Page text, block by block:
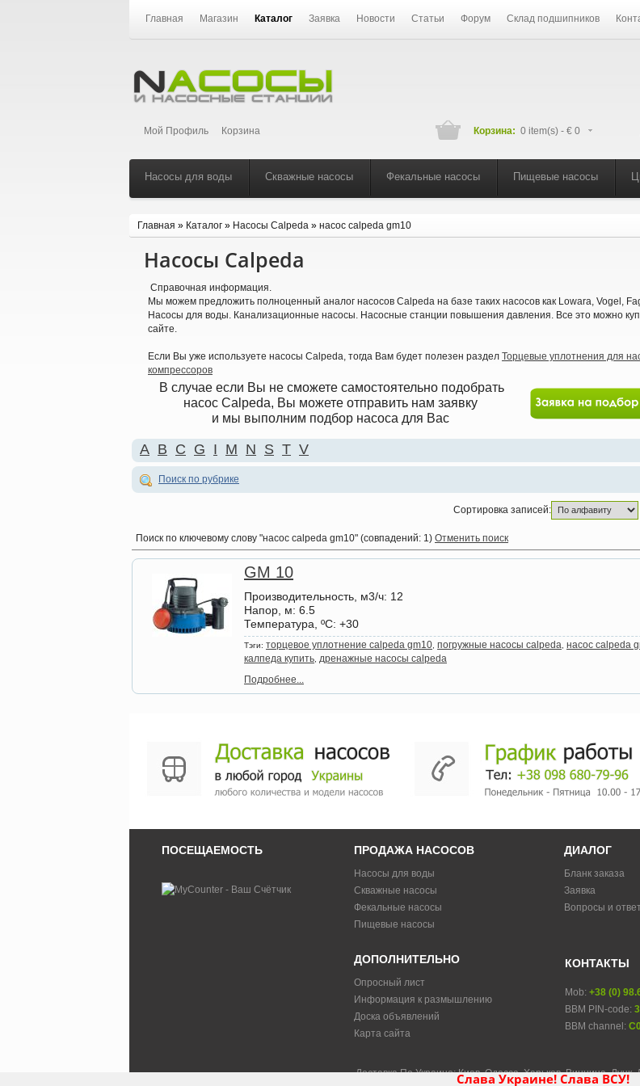
Главная Магазин Каталог Заявка Новости Статьи Форум Склад подшипников
Мой Профиль Корзина Корзина: 0 item(s) - € 0
Насосы для воды Скважные насосы Фекальные насосы Пищевые насосы
Главная » Каталог » Насосы Calpeda » насос calpeda gm10
Насосы Calpeda
Справочная информация.
Мы можем предложить полноценный аналог насосов Calpeda на базе таких насосов как Lowara, Vogel,
Насосы для воды. Канализационные насосы. Насосные станции повышения давления. Все это можно
сайте.
Если Вы уже используете насосы Calpeda, тогда Вам будет полезен раздел Торцевые уплотнения для
компрессоров
В случае если Вы не сможете самостоятельно подобрать
насос Calpeda, Вы можете отправить нам заявку
и мы выполним подбор насоса для Вас
A B C G I M N S T V
Поиск по рубрике
Сортировка записей:
Поиск по ключевому слову "насос calpeda gm10" (совпадений: 1) Отменить поиск
GM 10
Производительность, м3/ч: 12
Напор, м: 6.5
Температура, ºС: +30
Тэги: торцевое уплотнение calpeda gm10 погружные насосы calpeda насос calpeda
калпеда купить дренажные насосы calpeda
Подробнее...
ПОСЕЩАЕМОСТЬ ПРОДАЖА НАСОСОВ
Насосы для воды
Скважные насосы
Фекальные насосы
Пищевые насосы
ДИАЛОГ
Бланк заказа
Заявка
Вопросы и
ДОПОЛНИТЕЛЬНО
Опросный лист
Информация к размышлению
Доска объявлений
Карта сайта
КОНТАКТЫ
Mob: +38 (0)
BBM PIN-code:
BBM channel:
Доставка По Украине: Киев, Одесса, Харьков, Винница,
Слава Украине! Слава ВСУ!